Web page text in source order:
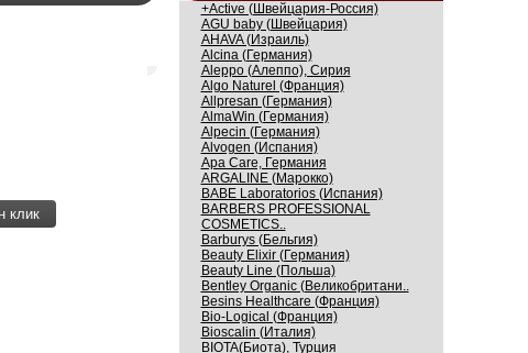
клик
+Active (Швейцария-Россия)
AGU baby (Швейцария)
AHAVA (Израиль)
Alcina (Германия)
Aleppo (Алеппо), Сирия
Algo Naturel (Франция)
Allpresan (Германия)
AlmaWin (Германия)
Alpecin (Германия)
Alvogen (Испания)
Apa Care, Германия
ARGALINE (Марокко)
BABE Laboratorios (Испания)
BARBERS PROFESSIONAL
COSMETICS..
Barburys (Бельгия)
Beauty Elixir (Германия)
Beauty Line (Польша)
Bentley Organic (Великобритани..
Besins Healthcare (Франция)
Bio-Logical (Франция)
Bioscalin (Италия)
BIOTA(Биота), Турция